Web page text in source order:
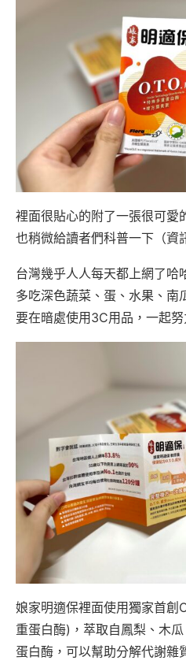
裡面很貼心的附了一張很可愛
也稍微給讀者們科普一下（資
台灣幾乎人人每天都上網了哈
多吃深色蔬菜、蛋、水果、南
要在暗處使用3C用品，一起努
娘家明適保裡面使用獨家首創
重蛋白酶)，萃取自鳳梨、木
蛋白酶，可以幫助分解代謝雜